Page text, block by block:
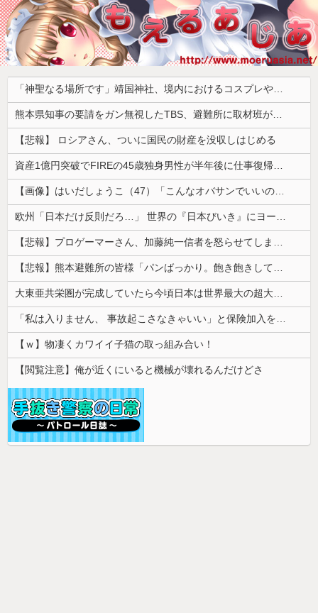
「神聖なる場所です」靖国神社、境内におけるコスプレや軍装の禁止を発表
熊本県知事の要請をガン無視したTBS、避難所に取材班が押し入ってプライバシーに全く配慮しない報道を……
【悲報】 ロシアさん、ついに国民の財産を没収しはじめる
資産1億円突破でFIREの45歳独身男性が半年後に仕事復帰を決意した「1通の通知」
【画像】はいだしょうこ（47）「こんなオバサンでいいの…？」
欧州「日本だけ反則だろ…」 世界の『日本びいき』にヨーロッパ全土から不満の声
【悲報】プロゲーマーさん、加藤純一信者を怒らせてしまった結果、好き嫌い5位にwwwwwwww
【悲報】熊本避難所の皆様「パンばっかり。飽き飽きしてる」
大東亜共栄圏が完成していたら今頃日本は世界最大の超大国だった事実
「私は入りません、 事故起こさなきゃいい」と保険加入を勧められた推し活民が反発、保険代が勿体無いし事故起こしたとして……
【ｗ】物凄くカワイイ子猫の取っ組み合い！
【閲覧注意】俺が近くにいると機械が壊れるんだけどさ